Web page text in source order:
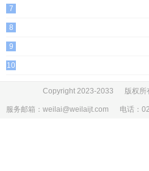
7
8
9
10
Copyright 2023-2033 版权所
服务邮箱：weilai@weilaijt.com 电话：